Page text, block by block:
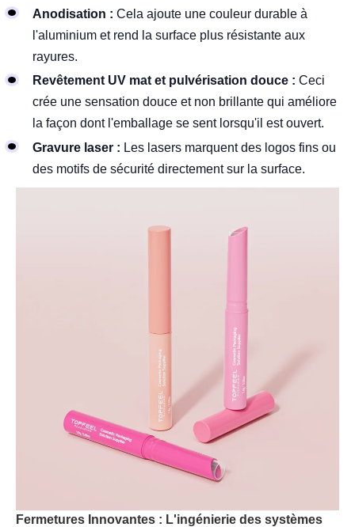
Anodisation : Cela ajoute une couleur durable à
l'aluminium et rend la surface plus résistante aux
rayures.
Revêtement UV mat et pulvérisation douce : Ceci
crée une sensation douce et non brillante qui améliore
la façon dont l'emballage se sent lorsqu'il est ouvert.
Gravure laser : Les lasers marquent des logos fins ou
des motifs de sécurité directement sur la surface.
Fermetures Innovantes : L'ingénierie des systèmes